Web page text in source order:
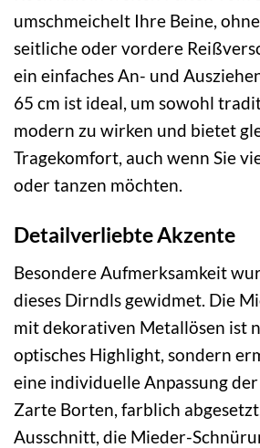
umschmeichelt Ihre Beine,
seitliche oder vordere
ein einfaches An- und
65 cm ist ideal, um sowohl
modern zu wirken und bietet
Tragekomfort, auch wenn Sie
oder tanzen möchten.
Detailverliebte Akzente
Besondere Aufmerksamkeit
dieses Dirndls gewidmet. Die
mit dekorativen Metallösen ist
optisches Highlight, sondern
eine individuelle Anpassung
Zarte Borten, farblich
Ausschnitt, die Mieder-